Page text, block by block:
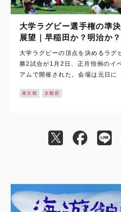
大学ラグビー選手権の準
展望｜早稲田か？明治か
大学ラグビーの頂点を決めるラグ
勝2試合が1月2日、正月恒例のイ
アムで開催された。会場は元日に
田大学がリベンジを果たす…
東京都 京都府